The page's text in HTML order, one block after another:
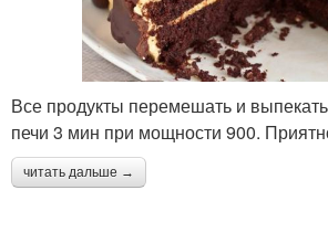
Все продукты перемешать и
печи 3 мин при мощности 900.
читать дальше →